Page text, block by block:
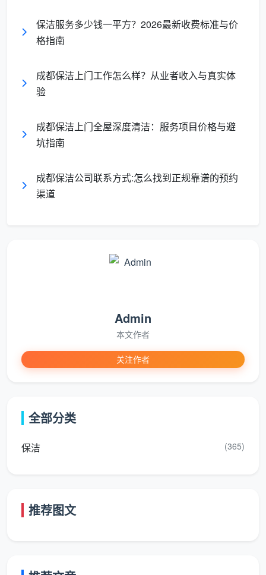
保洁服务多少钱一平方？2026最新收费标准与价
格指南
成都保洁上门工作怎么样？从业者收入与真实体
验
成都保洁上门全屋深度清洁：服务项目价格与避
坑指南
成都保洁公司联系方式:怎么找到正规靠谱的预约
渠道
Admin
本文作者
关注作者
全部分类
保洁 (365)
推荐图文